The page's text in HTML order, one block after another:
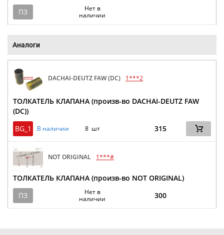
ПЗ
Нет в
наличии
Аналоги
DACHAI-DEUTZ FAW (DC) 1***2
ТОЛКАТЕЛЬ КЛАПАНА (произв-во DACHAI-DEUTZ FAW
(DC))
BG_1
В наличии 8 шт 315
NOT ORIGINAL 1***#
ТОЛКАТЕЛЬ КЛАПАНА (произв-во NOT ORIGINAL)
ПЗ
Нет в
наличии
300